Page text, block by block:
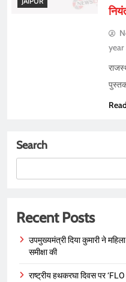
year
Search
Recent Posts
उपमुख्यमंत्री दिया कुमारी ने
समीक्षा की
राष्ट्रीय हथकरघा दिवस पर